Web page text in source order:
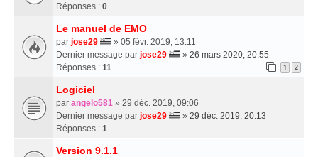
Réponses : 0
Le manuel de EMO
par jose29
» 05 févr. 2019, 13:11
Dernier message par jose29 » 26 mars 2020, 20:55
Réponses : 11 1 2
Logiciel
par angelo581 » 29 déc. 2019, 09:06
Dernier message par jose29 » 29 déc. 2019, 20:13
Réponses : 1
Version 9.1.1